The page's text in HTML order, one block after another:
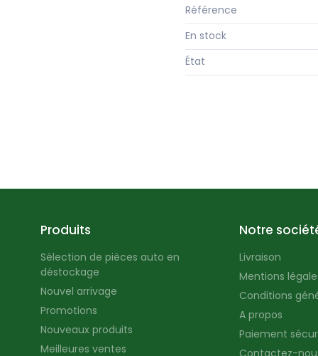
Référence
En stock
État
Produits
Sélection de pièces auto en
déstockage
Nouvel arrivage
Promotions
Nouveaux produits
Meilleures ventes
Notre
Livraison
Mentions
Conditions
A propos
Paiement
Contactez-